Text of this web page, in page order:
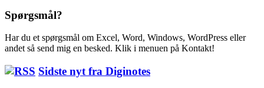
Spørgsmål?
Har du et spørgsmål om Excel, Word, Windows, WordPress eller
andet så send mig en besked. Klik i menuen på Kontakt!
Sidste nyt fra Diginotes